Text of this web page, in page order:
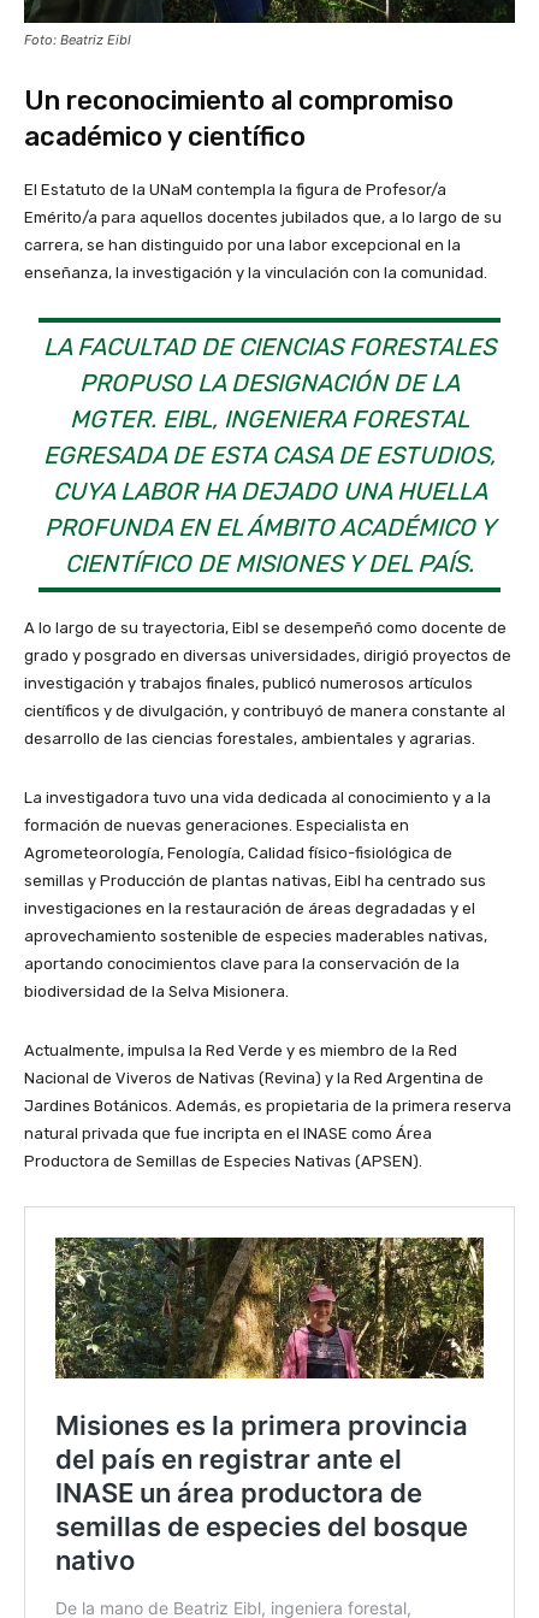
Foto: Beatriz Eibl
Un reconocimiento al compromiso
académico y científico
El Estatuto de la UNaM contempla la figura de Profesor/a
Emérito/a para aquellos docentes jubilados que, a lo largo de su
carrera, se han distinguido por una labor excepcional en la
enseñanza, la investigación y la vinculación con la comunidad.
LA FACULTAD DE CIENCIAS FORESTALES
PROPUSO LA DESIGNACIÓN DE LA
MGTER. EIBL, INGENIERA FORESTAL
EGRESADA DE ESTA CASA DE ESTUDIOS,
CUYA LABOR HA DEJADO UNA HUELLA
PROFUNDA EN EL ÁMBITO ACADÉMICO Y
CIENTÍFICO DE MISIONES Y DEL PAÍS.
A lo largo de su trayectoria, Eibl se desempeñó como docente de
grado y posgrado en diversas universidades, dirigió proyectos de
investigación y trabajos finales, publicó numerosos artículos
científicos y de divulgación, y contribuyó de manera constante al
desarrollo de las ciencias forestales, ambientales y agrarias.
La investigadora tuvo una vida dedicada al conocimiento y a la
formación de nuevas generaciones. Especialista en
Agrometeorología, Fenología, Calidad físico-fisiológica de
semillas y Producción de plantas nativas, Eibl ha centrado sus
investigaciones en la restauración de áreas degradadas y el
aprovechamiento sostenible de especies maderables nativas,
aportando conocimientos clave para la conservación de la
biodiversidad de la Selva Misionera.
Actualmente, impulsa la Red Verde y es miembro de la Red
Nacional de Viveros de Nativas (Revina) y la Red Argentina de
Jardines Botánicos. Además, es propietaria de la primera reserva
natural privada que fue incripta en el INASE como Área
Productora de Semillas de Especies Nativas (APSEN).